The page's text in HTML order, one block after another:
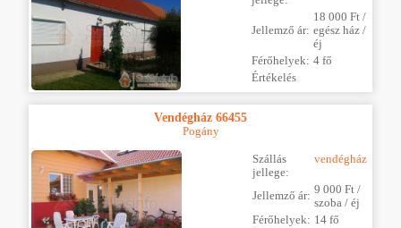
Jellemző ár:
18 000 Ft /
egész ház /
éj
Férőhelyek: 4 fő
Értékelés
Vendégház 66455
Pogány
Szállás
jellege:
vendégház
Jellemző ár: 9 000 Ft /
szoba / éj
Férőhelyek: 14 fő